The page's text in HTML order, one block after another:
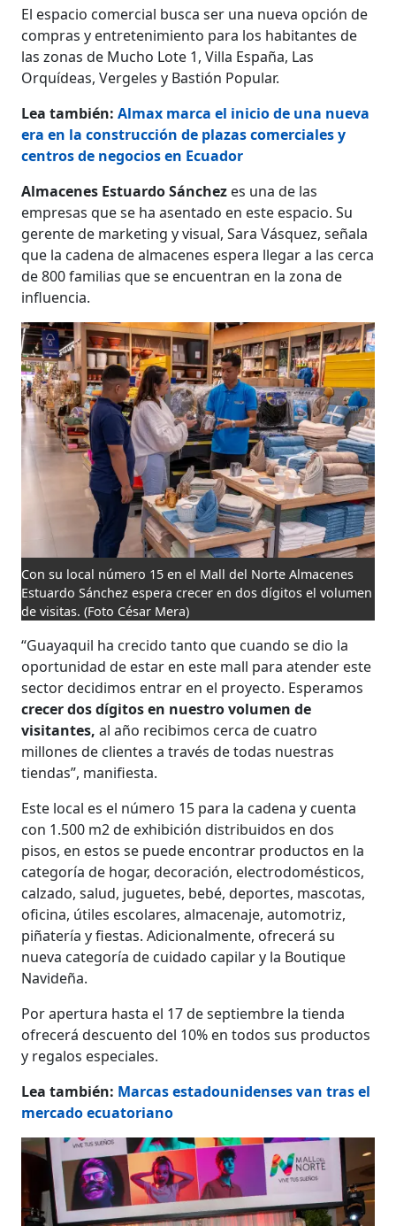
El espacio comercial busca ser una nueva opción de
compras y entretenimiento para los habitantes de
las zonas de Mucho Lote 1, Villa España, Las
Orquídeas, Vergeles y Bastión Popular.
Lea también:Almax marca el inicio de una nueva
era en la construcción de plazas comerciales y
centros de negocios en Ecuador
Almacenes Estuardo Sánchez es una de las
empresas que se ha asentado en este espacio. Su
gerente de marketing y visual, Sara Vásquez, señala
que la cadena de almacenes espera llegar a las cerca
de 800 familias que se encuentran en la zona de
influencia.
Con su local número 15 en el Mall del Norte Almacenes
Estuardo Sánchez espera crecer en dos dígitos el volumen
de visitas.(Foto César Mera)
“Guayaquil ha crecido tanto que cuando se dio la
oportunidad de estar en este mall para atender este
sector decidimos entrar en el proyecto. Esperamos
crecer dos dígitos en nuestro volumen de
visitantes, al año recibimos cerca de cuatro
millones de clientes a través de todas nuestras
tiendas”, manifiesta.
Este local es el número 15 para la cadena y cuenta
con 1.500 m2 de exhibición distribuidos en dos
pisos, en estos se puede encontrar productos en la
categoría de hogar, decoración, electrodomésticos,
calzado, salud, juguetes, bebé, deportes, mascotas,
oficina, útiles escolares, almacenaje, automotriz,
piñatería y fiestas. Adicionalmente, ofrecerá su
nueva categoría de cuidado capilar y la Boutique
Navideña.
Por apertura hasta el 17 de septiembre la tienda
ofrecerá descuento del 10% en todos sus productos
y regalos especiales.
Lea también: Marcas estadounidenses van tras el
mercado ecuatoriano